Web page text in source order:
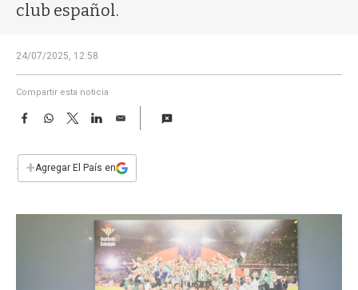
club español.
24/07/2025, 12:58
Compartir esta noticia
F
e
b
W
s
T
w
t
L
n
E
i
l
+Agregar El País en